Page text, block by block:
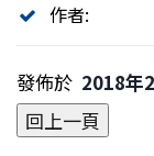
作者:
發佈於 2018年